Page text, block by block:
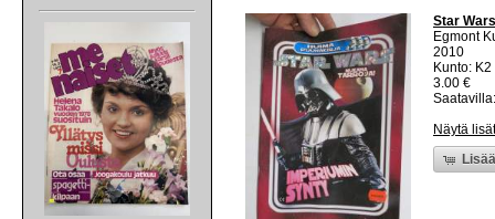
Star
Egmont
2010
Kunto:
3.00 €
Näytä